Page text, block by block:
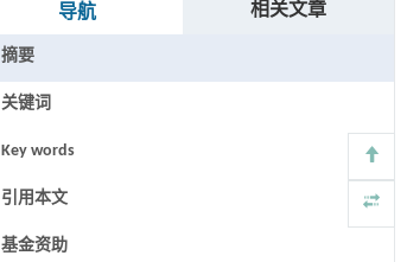
导航 相关文章
摘要
关键词
Key words
引用本文
基金资助